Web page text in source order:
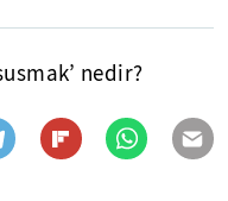
nedir?